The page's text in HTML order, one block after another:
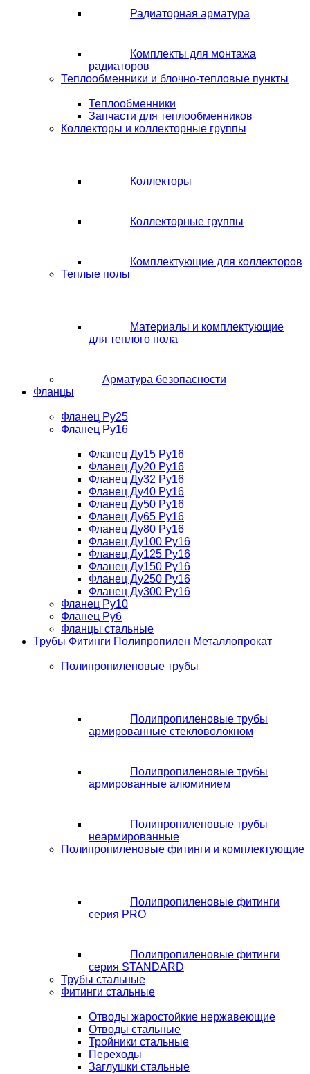
Радиаторная арматура
Комплекты для монтажа
радиаторов
Теплообменники и блочно-тепловые пункты
Теплообменники
Запчасти для теплообменников
Коллекторы и коллекторные группы
Коллекторы
Коллекторные группы
Комплектующие для коллекторов
Теплые полы
Материалы и комплектующие
для теплого пола
Арматура безопасности
Фланцы
Фланец Ру25
Фланец Ру16
Фланец Ду15 Ру16
Фланец Ду20 Ру16
Фланец Ду32 Ру16
Фланец Ду40 Ру16
Фланец Ду50 Ру16
Фланец Ду65 Ру16
Фланец Ду80 Ру16
Фланец Ду100 Ру16
Фланец Ду125 Ру16
Фланец Ду150 Ру16
Фланец Ду250 Ру16
Фланец Ду300 Ру16
Фланец Ру10
Фланец Ру6
Фланцы стальные
Трубы Фитинги Полипропилен Металлопрокат
Полипропиленовые трубы
Полипропиленовые трубы
армированные стекловолокном
Полипропиленовые трубы
армированные алюминием
Полипропиленовые трубы
неармированные
Полипропиленовые фитинги и комплектующие
Полипропиленовые фитинги
серия PRO
Полипропиленовые фитинги
серия STANDARD
Трубы стальные
Фитинги стальные
Отводы жаростойкие нержавеющие
Отводы стальные
Тройники стальные
Переходы
Заглушки стальные